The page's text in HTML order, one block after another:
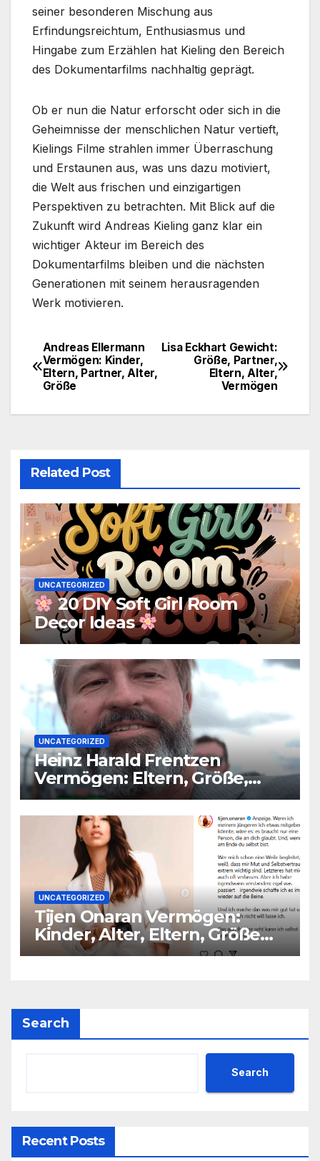
seiner besonderen Mischung aus
Erfindungsreichtum, Enthusiasmus und
Hingabe zum Erzählen hat Kieling den Bereich
des Dokumentarfilms nachhaltig geprägt.
Ob er nun die Natur erforscht oder sich in die
Geheimnisse der menschlichen Natur vertieft,
Kielings Filme strahlen immer Überraschung
und Erstaunen aus, was uns dazu motiviert,
die Welt aus frischen und einzigartigen
Perspektiven zu betrachten. Mit Blick auf die
Zukunft wird Andreas Kieling ganz klar ein
wichtiger Akteur im Bereich des
Dokumentarfilms bleiben und die nächsten
Generationen mit seinem herausragenden
Werk motivieren.
Post
navigation
Lisa Eckhart Gewicht:
Größe, Partner,
Eltern, Alter,
Vermögen
Andreas Ellermann
Vermögen: Kinder,
Eltern, Partner, Alter,
Größe
Related Post
UNCATEGORIZED
20 DIY Soft Girl Room
Decor Ideas
UNCATEGORIZED
Heinz Harald Frentzen
Vermögen: Eltern, Größe,
Partner, Alter
UNCATEGORIZED
Tijen Onaran Vermögen:
Kinder, Alter, Eltern, Größe
Partner
Search
Search
Recent Posts